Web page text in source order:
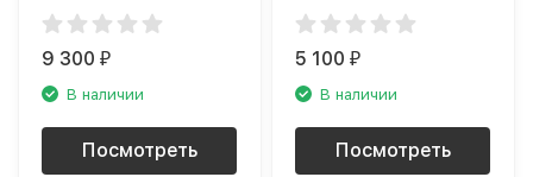
XXL
9 300₽
В наличии
Посмотреть
5 100₽
В наличии
Посмотреть